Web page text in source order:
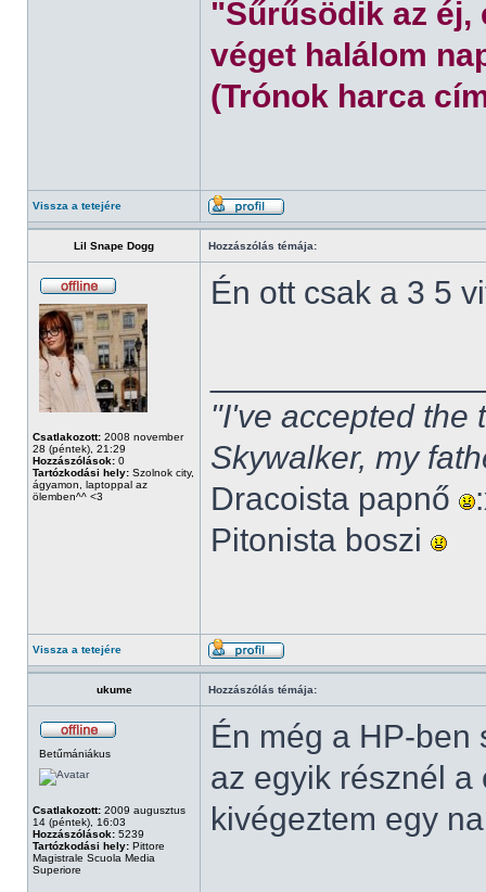
"Sűrűsödik az éj,
véget halálom
(Trónok harca
Vissza a tetejére
Lil Snape Dogg Hozzászólás témája:
Csatlakozott: 2008 november
28 (péntek), 21:29
Hozzászólások: 0
Tartózkodási hely: Szolnok city,
ágyamon, laptoppal az
ölemben^^ <3
Én ott csak a 3 5
"I've accepted the
Skywalker, my
Dracoista papnő
Pitonista boszi
Vissza a tetejére
ukume Hozzászólás témája:
Betűmániákus
Csatlakozott: 2009 augusztus
14 (péntek), 16:03
Hozzászólások: 5239
Tartózkodási hely: Pittore
Magistrale Scuola Media
Superiore
Én még a HP-ben
az egyik résznél
kivégeztem egy